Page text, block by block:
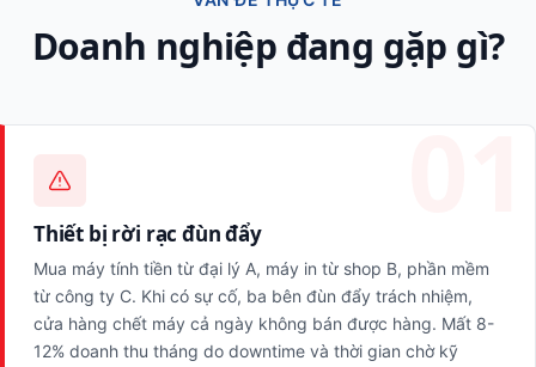
Doanh nghiệp đang gặp gì?
Thiết bị rời rạc đùn đẩy
Mua máy tính tiền từ đại lý A, máy in từ shop B, phần mềm
từ công ty C. Khi có sự cố, ba bên đùn đẩy trách nhiệm,
cửa hàng chết máy cả ngày không bán được hàng. Mất 8-
12% doanh thu tháng do downtime và thời gian chờ kỹ